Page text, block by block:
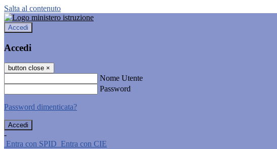
Salta al contenuto
Accedi
Accedi
button close ×
Nome Utente
Password
Password dimenticata?
-
Entra con SPID Entra con CIE